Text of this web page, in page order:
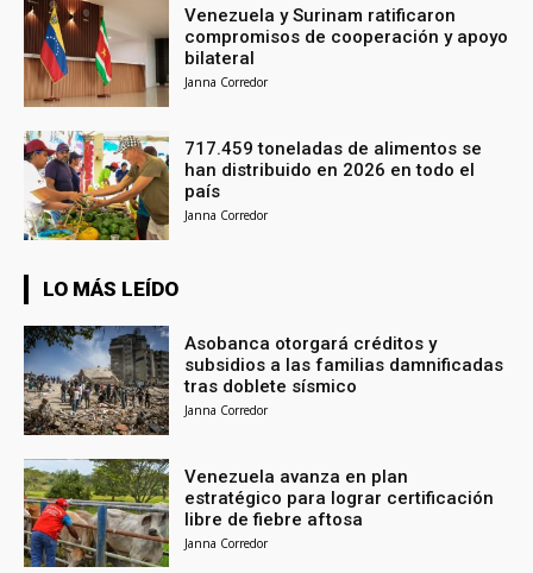
Venezuela y Surinam ratificaron
compromisos de cooperación y apoyo
bilateral
Janna Corredor
717.459 toneladas de alimentos se
han distribuido en 2026 en todo el
país
Janna Corredor
LO MÁS LEÍDO
Asobanca otorgará créditos y
subsidios a las familias damnificadas
tras doblete sísmico
Janna Corredor
Venezuela avanza en plan
estratégico para lograr certificación
libre de fiebre aftosa
Janna Corredor